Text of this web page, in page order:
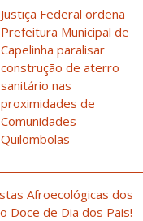
Justiça Federal ordena
Prefeitura Municipal de
Capelinha paralisar
construção de aterro
sanitário nas
proximidades de
Comunidades
Quilombolas
Afroecológicas dos
Doce de Dia dos Pais!